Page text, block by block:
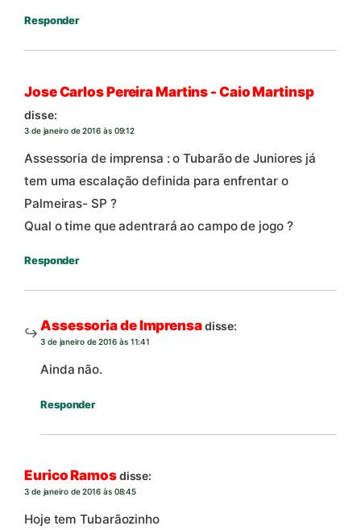
Responder
Jose Carlos Pereira Martins - Caio Martinsp
disse:
3 de janeiro de 2016 às 09:12
Assessoria de imprensa : o Tubarão de Juniores já
tem uma escalação definida para enfrentar o
Palmeiras- SP ?
Qual o time que adentrará ao campo de jogo ?
Responder
Assessoria de Imprensadisse:
3 de janeiro de 2016 às 11:41
Ainda não.
Responder
Eurico Ramosdisse:
3 de janeiro de 2016 às 08:45
Hoje tem Tubarãozinho